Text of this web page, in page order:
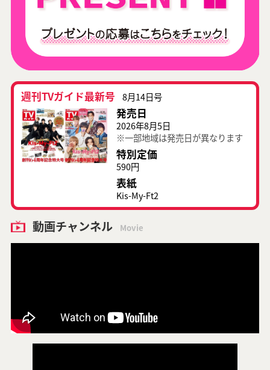
週刊TVガイド最新号 8月14日号
発売日
2026年8月5日
※一部地域は発売日が異なります
特別定価
590円
表紙
Kis-My-Ft2
動画チャンネル Movie